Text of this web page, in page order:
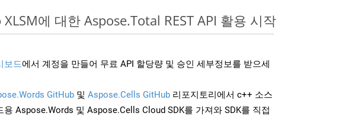
XLSM에 대한 Aspose.Total REST API 활용 시작
보드에서 계정을 만들어 무료 API 할당량 및 승인 세부정보를 받으세
GitHub 및 Aspose.Cells GitHub 리포지토리에서 c++ 소스
용 Aspose.Words 및 Aspose.Cells Cloud SDK를 가져와 SDK를 직접